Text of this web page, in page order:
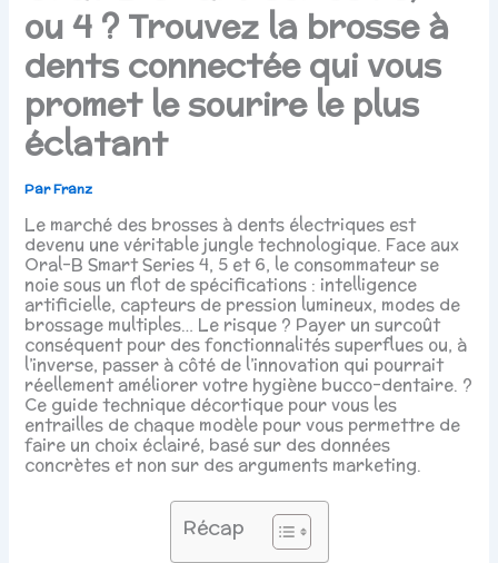
ou 4 ? Trouvez la brosse à
dents connectée qui vous
promet le sourire le plus
éclatant
ParFranz
Le marché des brosses à dents électriques est
devenu une véritable jungle technologique. Face aux
Oral-B Smart Series 4, 5 et 6, le consommateur se
noie sous un flot de spécifications : intelligence
artificielle, capteurs de pression lumineux, modes de
brossage multiples… Le risque ? Payer un surcoût
conséquent pour des fonctionnalités superflues ou, à
l’inverse, passer à côté de l’innovation qui pourrait
réellement améliorer votre hygiène bucco-dentaire. ?
Ce guide technique décortique pour vous les
entrailles de chaque modèle pour vous permettre de
faire un choix éclairé, basé sur des données
concrètes et non sur des arguments marketing.
Récap